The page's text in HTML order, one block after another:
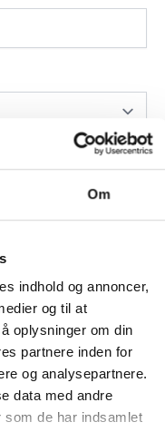
Om
indhold og annoncer,
og til at
oplysninger om din
partnere inden for
og analysepartnere.
data med andre
som de har indsamlet
★
på dit motiv da det